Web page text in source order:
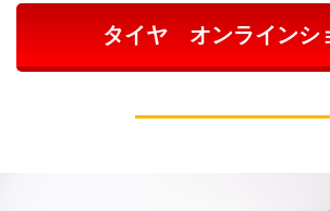
タイヤ オンラインシ